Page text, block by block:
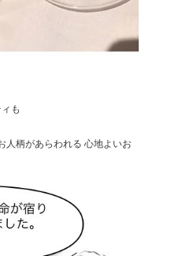
も
人柄があらわれる 心地よいお